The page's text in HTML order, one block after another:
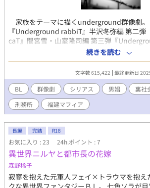
家族をテーマに描くunderground群像劇。
『Underground rabbiT』半沢冬弥編 第二
caT』間宮雪・山室隆司編 第三弾『
生編 第四弾『Underground tigeR』田島一平
『Underground──』完結編 元々分けてい
本にまとめたため、各お話しの頭に表紙画
イズ調整ができなかったため巨大になってい
下さい。 番外編に関しては数が膨大な為、
ックアップ予定。 平和な後日談等のゆるい
でご興味のある方はエブリスタの方でご覧く
続きを読む
文字数 615,422 最終更新日
BL 群像劇 シリアス 男娼 裏社
刑務所
福建マフィア
長編 完結 R18
お気に入り : 23 24h.ポイント : 7
異世界ニルヤと都市長の花嫁
森野稀子
寂寥を抱えた元軍人フェイ×トラウマを抱え
クな異世界ファンタジーＢＬ。 七色ソラが